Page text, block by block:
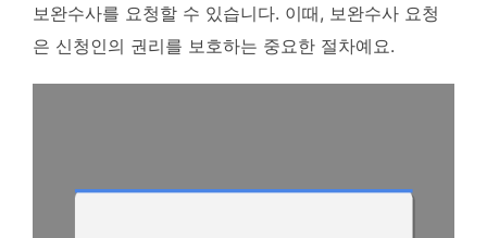
보완수사를 요청할 수 있습니다. 이때, 보완수사 요청
은 신청인의 권리를 보호하는 중요한 절차예요.